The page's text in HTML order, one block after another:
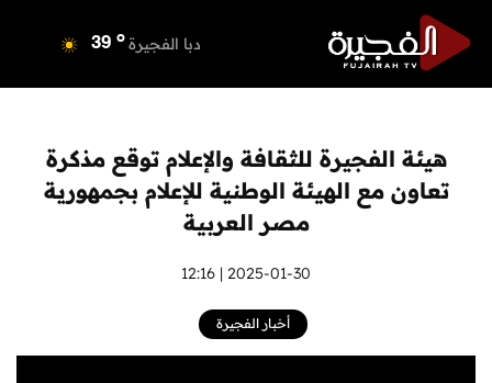
دبا الفجيرة 39 o
أم القيوين 40 o
راس الخيمة 40 o
الفجيرة
هيئة الفجيرة للثقافة والإعلام توقع مذكرة
تعاون مع الهيئة الوطنية للإعلام بجمهورية
مصر العربية
2025-01-30 | 12:16
أخبار الفجيرة